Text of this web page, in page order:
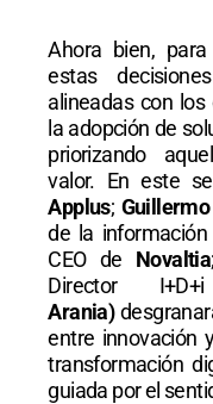
Ahora bien,
estas
alineadas con
la adopción de
priorizando
valor. En este
Applus;
de la información
CEO de Novaltia
Director
Arania)
entre innovación
transformación
guiada por el